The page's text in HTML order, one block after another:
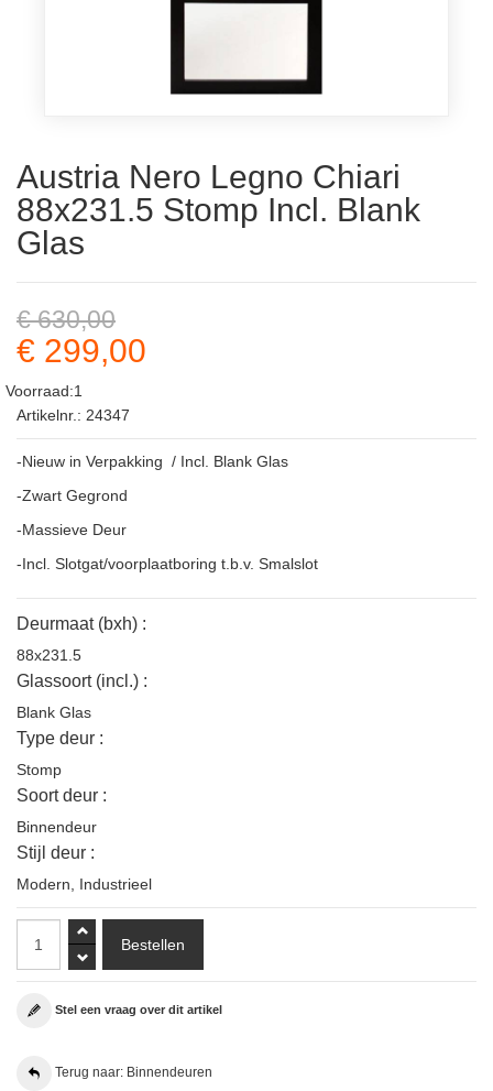
Austria Nero Legno Chiari
88x231.5 Stomp Incl. Blank
Glas
€ 630,00
€ 299,00
Voorraad:1
Artikelnr.: 24347
-Nieuw in Verpakking / Incl. Blank Glas
-Zwart Gegrond
-Massieve Deur
-Incl. Slotgat/voorplaatboring t.b.v. Smalslot
Deurmaat (bxh) :
88x231.5
Glassoort (incl.) :
Blank Glas
Type deur :
Stomp
Soort deur :
Binnendeur
Stijl deur :
Modern, Industrieel
Stel een vraag over dit artikel
Terug naar: Binnendeuren